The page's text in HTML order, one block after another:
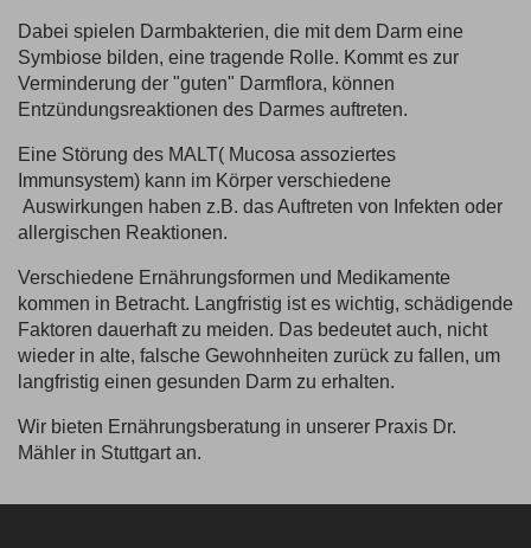
Dabei spielen Darmbakterien, die mit dem Darm eine
Symbiose bilden, eine tragende Rolle. Kommt es zur
Verminderung der "guten" Darmflora, können
Entzündungsreaktionen des Darmes auftreten.
Eine Störung des MALT( Mucosa assoziertes
Immunsystem) kann im Körper verschiedene
Auswirkungen haben z.B. das Auftreten von Infekten oder
allergischen Reaktionen.
Verschiedene Ernährungsformen und Medikamente
kommen in Betracht. Langfristig ist es wichtig, schädigende
Faktoren dauerhaft zu meiden. Das bedeutet auch, nicht
wieder in alte, falsche Gewohnheiten zurück zu fallen, um
langfristig einen gesunden Darm zu erhalten.
Wir bieten Ernährungsberatung in unserer Praxis Dr.
Mähler in Stuttgart an.